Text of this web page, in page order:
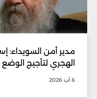
مدير أمن السويداء:
الهجري لتأجيج الوضع
6 آب 2026